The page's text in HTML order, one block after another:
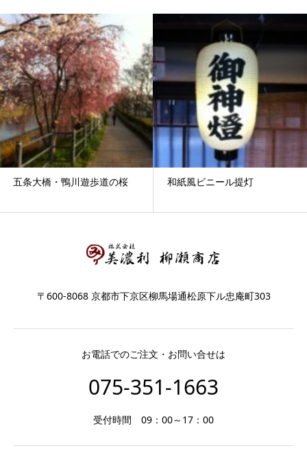
五条大橋・鴨川遊歩道の桜 和紙風ビニール提灯
〒600-8068 京都市下京区柳馬場通松原下ル忠庵町303
お電話でのご注文・お問い合せは
075-351-1663
受付時間 09：00～17：00